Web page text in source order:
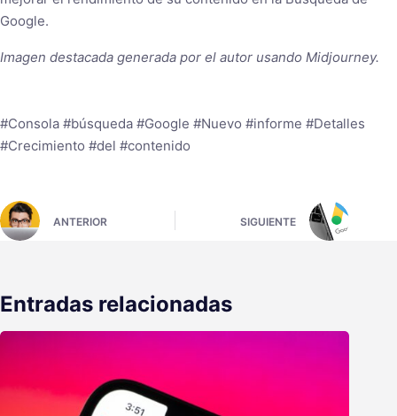
Google.
Imagen destacada generada por el autor usando Midjourney.
#Consola #búsqueda #Google #Nuevo #informe #Detalles
#Crecimiento #del #contenido
ANTERIOR SIGUIENTE
Entradas relacionadas